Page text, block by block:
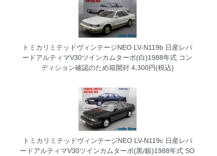
トミカリミテッドヴィンテージNEO LV-N119b 日産レパ
ードアルティマV30ツインカムターボ(白)1988年式 コン
ディション確認のため箱開封4,300円(税込)
トミカリミテッドヴィンテージNEO LV-N119c 日産レパ
ードアルティマV30ツインカムターボ(黒/銀)1988年式 SO